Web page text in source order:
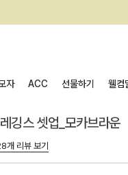
자 ACC 선물하기 웰
깅스 셋업_모카브라운
개 리뷰 보기